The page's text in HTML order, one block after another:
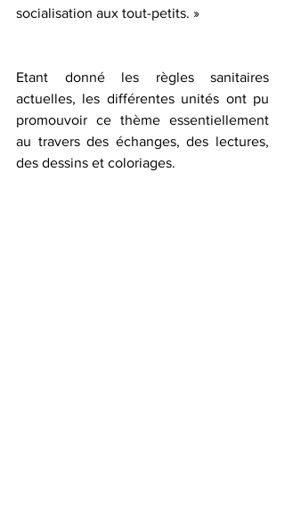
socialisation aux tout-petits. »
Etant donné les règles sanitaires
actuelles, les différentes unités ont pu
promouvoir ce thème essentiellement
au travers des échanges, des lectures,
des dessins et coloriages.